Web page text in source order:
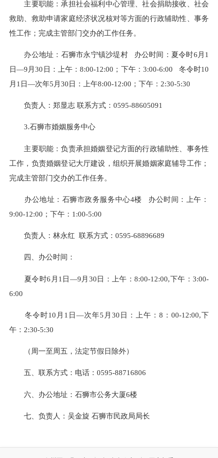
主要职能：承担社会福利中心管理、社会捐助接收、社会
救助、救助申请家庭经济状况核对等方面的行政辅助性、事务
性工作；完成主管部门交办的工作任务。
办公地址：石狮市永宁镇沙堤村
办公时间：夏令时6月1
日—9月30日：上午：8:00-12:00；下午：3:00-6:00 冬令时10
月1日—次年5月30日：上午8:00-12:00；下午：2:30-5:30
负责人：郑显志 联系方式：0595-88605091
3.石狮市婚姻服务中心
主要职能：负责承担婚姻登记方面的行政辅助性、事务性
工作，负责婚姻登记大厅建设，组织开展婚姻家庭辅导工作；
完成主管部门交办的工作任务。
办公地址：石狮市政务服务中心4楼 办公时间：上午：
9:00-12:00；下午：1:00-5:00
负责人：林永红 联系方式：0595-68896689
四、办公时间：
夏令时6月1日—9月30日：上午：8:00-12:00,下午：3:00-
6:00
冬令时10月1日—次年5月30日：上午：8：00-12:00,下
午：2:30-5:30
（周一至周五，法定节假日除外）
五、联系方式：电话：0595-88716806
六、办公地址：石狮市公务大厦6楼
七、负责人：吴金旋 石狮市民政局局长